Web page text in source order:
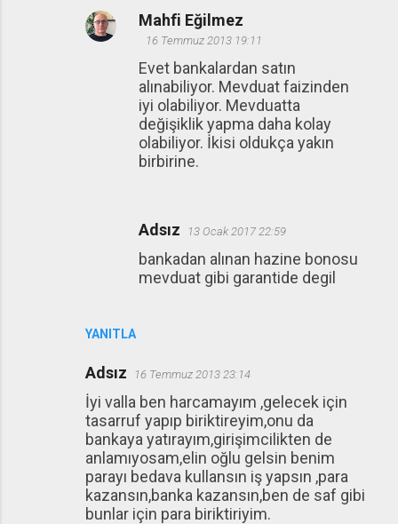
YANITLA
Mahfi Eğilmez
16 Temmuz 2013 19:11
Evet bankalardan satın
alınabiliyor. Mevduat faizinden
iyi olabiliyor. Mevduatta
değişiklik yapma daha kolay
olabiliyor. İkisi oldukça yakın
birbirine.
Adsız 13 Ocak 2017 22:59
bankadan alınan hazine bonosu
mevduat gibi garantide degil
Adsız 16 Temmuz 2013 23:14
İyi valla ben harcamayım ,gelecek için
tasarruf yapıp biriktireyim,onu da
bankaya yatırayım,girişimcilikten de
anlamıyosam,elin oğlu gelsin benim
parayı bedava kullansın iş yapsın ,para
kazansın,banka kazansın,ben de saf gibi
bunlar için para biriktiriyim.